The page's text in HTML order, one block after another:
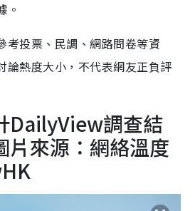
。
考投票、民調、網路問卷等資
論熱度大小，不代表網友正負評
DailyView調查結
片來源：網絡溫度